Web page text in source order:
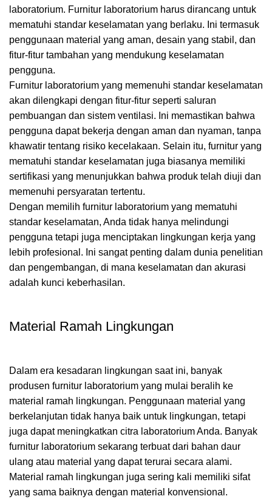
laboratorium. Furnitur laboratorium harus dirancang untuk
mematuhi standar keselamatan yang berlaku. Ini termasuk
penggunaan material yang aman, desain yang stabil, dan
fitur-fitur tambahan yang mendukung keselamatan
pengguna.
Furnitur laboratorium yang memenuhi standar keselamatan
akan dilengkapi dengan fitur-fitur seperti saluran
pembuangan dan sistem ventilasi. Ini memastikan bahwa
pengguna dapat bekerja dengan aman dan nyaman, tanpa
khawatir tentang risiko kecelakaan. Selain itu, furnitur yang
mematuhi standar keselamatan juga biasanya memiliki
sertifikasi yang menunjukkan bahwa produk telah diuji dan
memenuhi persyaratan tertentu.
Dengan memilih furnitur laboratorium yang mematuhi
standar keselamatan, Anda tidak hanya melindungi
pengguna tetapi juga menciptakan lingkungan kerja yang
lebih profesional. Ini sangat penting dalam dunia penelitian
dan pengembangan, di mana keselamatan dan akurasi
adalah kunci keberhasilan.
Material Ramah Lingkungan
Dalam era kesadaran lingkungan saat ini, banyak
produsen furnitur laboratorium yang mulai beralih ke
material ramah lingkungan. Penggunaan material yang
berkelanjutan tidak hanya baik untuk lingkungan, tetapi
juga dapat meningkatkan citra laboratorium Anda. Banyak
furnitur laboratorium sekarang terbuat dari bahan daur
ulang atau material yang dapat terurai secara alami.
Material ramah lingkungan juga sering kali memiliki sifat
yang sama baiknya dengan material konvensional.